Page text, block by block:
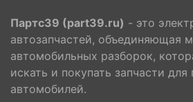
Партс39 (part39.ru) - это
автозапчастей, объединяющая
автомобильных разборок,
искать и покупать запчасти
автомобилей.